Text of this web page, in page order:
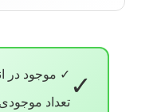
✓ ✓ موجود در
تعداد موجودی: 9